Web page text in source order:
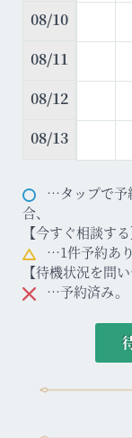
08/10
08/11
08/12
08/13
…タップで予
合、
【今すぐ相談す
…1件予約あり
【待機状況を問
…予約済み。